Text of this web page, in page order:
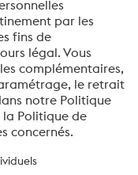
Captcha ⇗